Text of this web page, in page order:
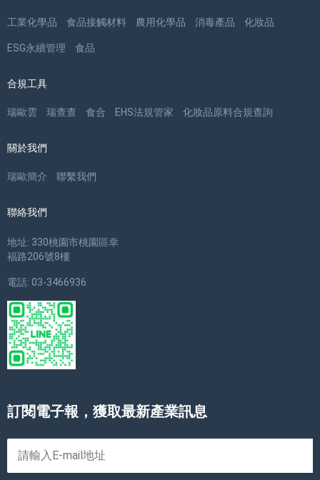
工業化學品 食品接觸材料 農用化學品 消毒產品 化妝品
ESG永續管理 食品
合規工具
瑞歐雲 瑞查查 食合 EHS法規管家 化妝品原料合規查詢
關於我們
瑞歐簡介 聯繫我們
聯絡我們
地址: 330桃園市桃園區幸
福路206號8樓
電話: 03-3466936
訂閱電子報，獲取最新產業訊息